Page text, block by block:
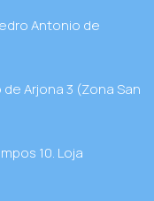
Antonio de
Arjona 3 (Zona San
10. Loja